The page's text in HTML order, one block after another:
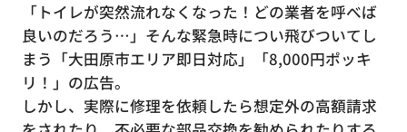
「トイレが突然流れなくなった！どの業者を呼べば
良いのだろう…」そんな緊急時につい飛びついてし
まう「大田原市エリア即日対応」「8,000円ポッキ
リ！」の広告。
しかし、実際に修理を依頼したら想定外の高額請求